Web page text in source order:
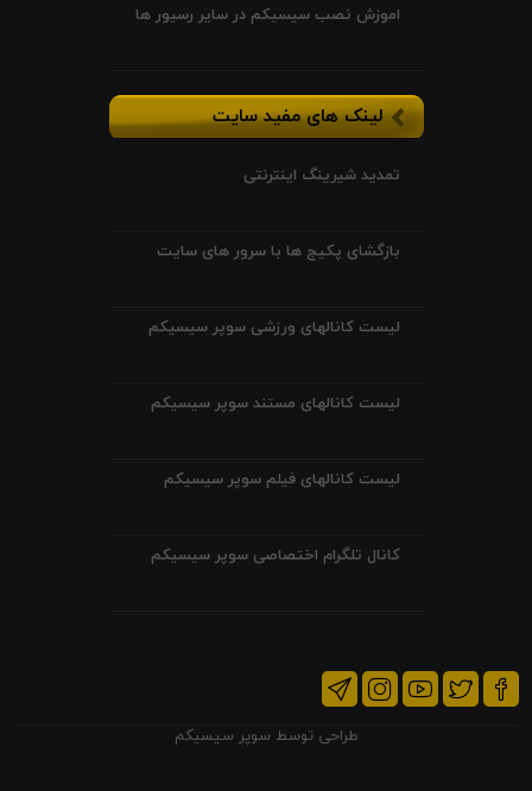
اموزش نصب سیسیکم در سایر رسیور ها
لینک های مفید سایت
تمدید شیرینگ اینترنتی
بازگشای پکیج ها با سرور های سایت
لیست کانالهای ورزشی سوپر سیسیکم
لیست کانالهای مستند سوپر سیسیکم
لیست کانالهای فیلم سوپر سیسیکم
کانال تلگرام اختصاصی سوپر سیسیکم
طراحی توسط سوپر سیسیکم